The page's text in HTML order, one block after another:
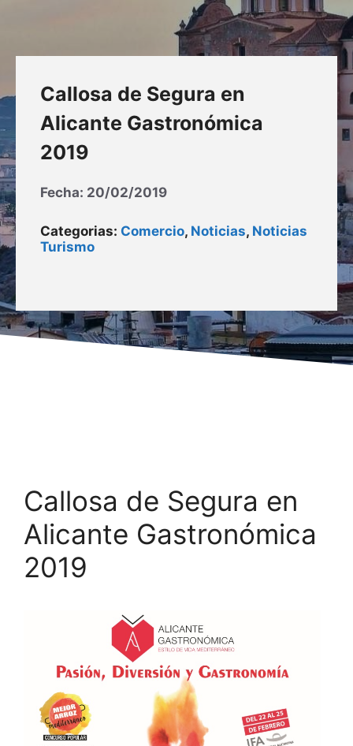
Callosa de Segura en
Alicante Gastronómica
2019
Fecha: 20/02/2019
Categorias: Comercio, Noticias, Noticias
Turismo
Callosa de Segura en
Alicante Gastronómica
2019